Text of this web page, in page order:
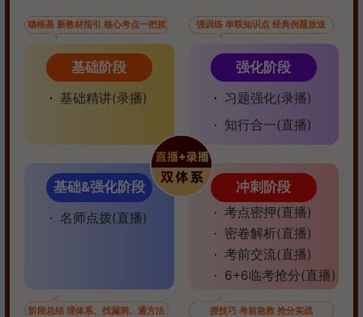
稳根基 新教材指引 核心考点一把抓
基础阶段
基础精讲(录播)
强训练 串联知识点 经典例题放送
强化阶段
习题强化(录播)
知行合一(直播)
基础&强化阶段
名师点拨(直播)
阶段总结 理体系、找漏洞、通方法
冲刺阶段
考点密押(直播)
密卷解析(直播)
考前交流(直播)
6+6临考抢分(直播)
授技巧 考前急救 抢分实战